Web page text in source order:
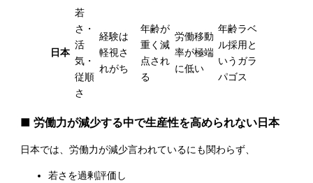
日本
若
さ・
活
気・
従順
さ
経験は
軽視さ
れがち
年齢が
重く減
点され
る
労働移動
率が極端
に低い
年齢ラベ
ル採用と
いうガラ
パゴス
■ 労働力が減少する中で生産性を高められない日本
日本では、労働力が減少言われているにも関わらず、
若さを過剰評価し